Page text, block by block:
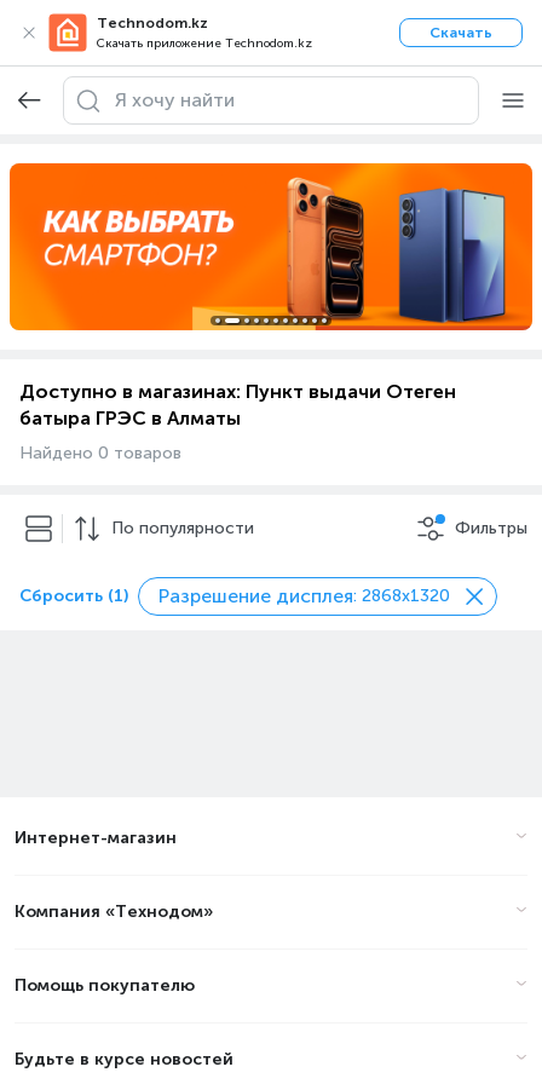
Technodom.kz
Скачать приложение Technodom.kz
Скачать
Доступно в магазинах: Пункт выдачи Отеген
батыра ГРЭС в Алматы
Найдено 0 товаров
По популярности Фильтры
Сбросить (1) Разрешение дисплея: 2868x1320
Интернет-магазин
Компания «Технодом»
Помощь покупателю
Будьте в курсе новостей